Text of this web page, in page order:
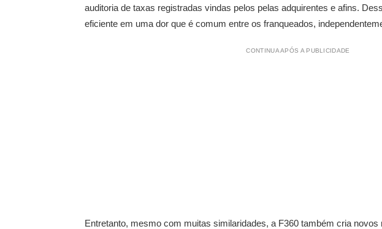
auditoria de taxas registradas vindas pelos pelas adquirentes e afins.
eficiente em uma dor que é comum entre os franqueados,
CONTINUA APÓS A PUBLICIDADE
Entretanto, mesmo com muitas similaridades, a F360 também cria